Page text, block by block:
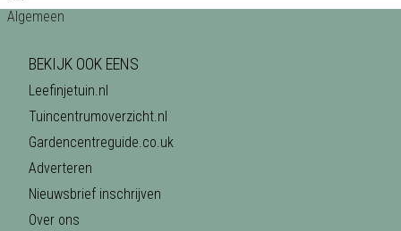
BEKIJK OOK EENS
Leefinjetuin.nl
Tuincentrumoverzicht.nl
Gardencentreguide.co.uk
Adverteren
Nieuwsbrief inschrijven
Over ons